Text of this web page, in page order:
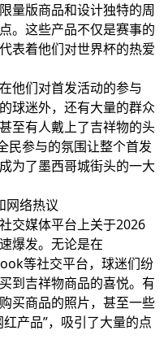
量版商品和设计独特的周
。这些产品不仅是赛事的
表着他们对世界杯的热爱
他们对首发活动的参与
球迷外，还有大量的群众
至有人戴上了吉祥物的头
民参与的氛围让整个首发
为了墨西哥城街头的一大
网络热议
交媒体平台上关于2026
爆发。无论是在
等社交平台，球迷们纷
到吉祥物商品的喜悦。有
买商品的照片，甚至一些
产品”，吸引了大量的点